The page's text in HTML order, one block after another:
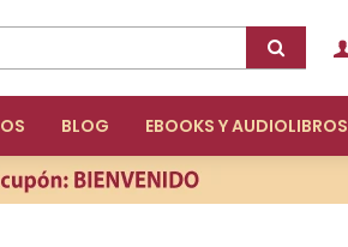
BLOG EBOOKS Y AUDIOLIBROS